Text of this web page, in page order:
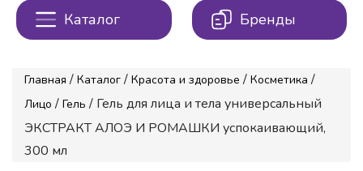
Каталог Бренды
Главная / Каталог / Красота и здоровье / Косметика /
Лицо / Гель / Гель для лица и тела универсальный
ЭКСТРАКТ АЛОЭ И РОМАШКИ успокаивающий,
300 мл